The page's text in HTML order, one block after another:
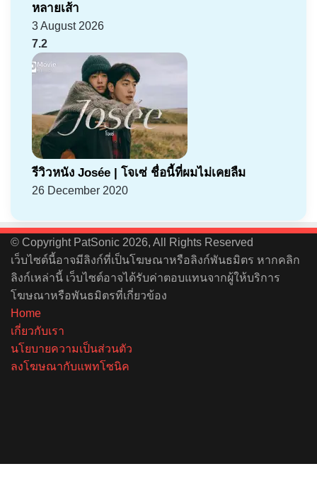
หลายเส้า
3 August 2026
7.2
รีวิวหนัง Josée | โจเซ่ ชื่อนี้ที่ผมไม่เคยลืม
26 December 2020
© Copyright PatSonic 2026, All Rights Reserved
เว็บไซต์นี้อาจมีลิงก์ที่เป็นโฆษณาหรือลิงก์พันธมิตร หากคลิก
ลิงก์เหล่านี้ เว็บไซต์อาจได้รับค่าตอบแทนจากผู้ให้บริการ
โฆษณาหรือพันธมิตรที่เกี่ยวข้อง
Home
เกี่ยวกับเรา
นโยบายความเป็นส่วนตัว
ลงโฆษณากับแพทโซนิค